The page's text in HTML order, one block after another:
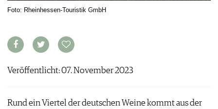
VORTEILSWELT
GEWINNSPIELE
TRINKREIFETABELLE
Foto: Rheinhessen-Touristik GmbH
Veröffentlicht: 07. November 2023
Rund ein Viertel der deutschen Weine kommt aus der